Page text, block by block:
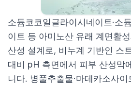
소듐코코일글라이시네이트·소
이트 등 아미노산 유래 계면활
산성 설계로, 비누계 기반인 스
대비 pH 측면에서 피부 산성막
니다. 병풀추출물·마데카소사